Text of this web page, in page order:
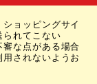
ョッピングサイ
られてこない
審な点がある場合
されないようお